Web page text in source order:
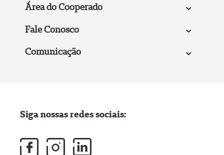
Área do Cooperado
Fale Conosco
Comunicação
Siga nossas redes sociais: